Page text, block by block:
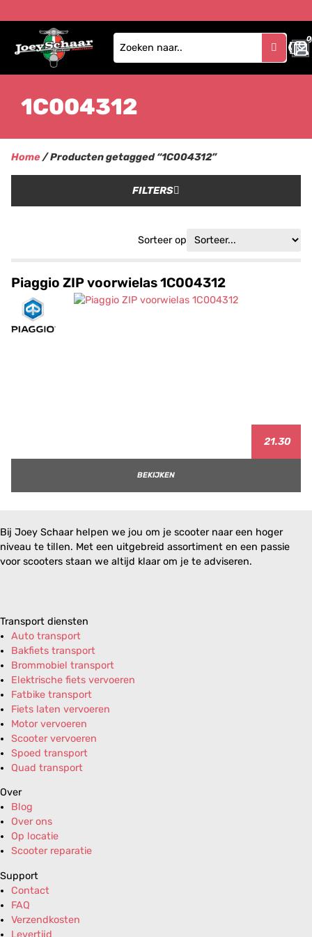
0
0
1C004312
Home/ Producten getagged “1C004312”
FILTERS
Sorteer op
Piaggio ZIP voorwielas 1C004312
21.30
BEKIJKEN
Bij Joey Schaar helpen we jou om je scooter naar een hoger
niveau te tillen. Met een uitgebreid assortiment en een passie
voor scooters staan we altijd klaar om je te adviseren.
Transport diensten
Auto transport
Bakfiets transport
Brommobiel transport
Elektrische fiets vervoeren
Fatbike transport
Fiets laten vervoeren
Motor vervoeren
Scooter vervoeren
Spoed transport
Quad transport
Over
Blog
Over ons
Op locatie
Scooter reparatie
Support
Contact
FAQ
Verzendkosten
Levertijd